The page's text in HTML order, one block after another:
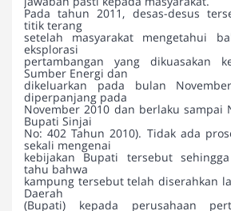
Pada tahun 2011, desas-desus
titik terang
setelah masyarakat mengetahui
eksplorasi
pertambangan yang dikuasakan
Sumber Energi dan
dikeluarkan pada bulan
diperpanjang pada
November 2010 dan berlaku sampai
Bupati Sinjai
No: 402 Tahun 2010). Tidak ada
sekali mengenai
kebijakan Bupati tersebut
tahu bahwa
kampung tersebut telah diserahkan
Daerah
(Bupati) kepada perusahaan